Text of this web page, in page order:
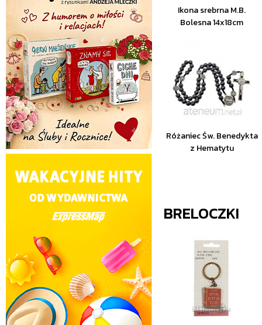
Ikona srebrna M.B.
Bolesna 14x18cm
Różaniec Św. Benedykta
z Hematytu
BRELOCZKI